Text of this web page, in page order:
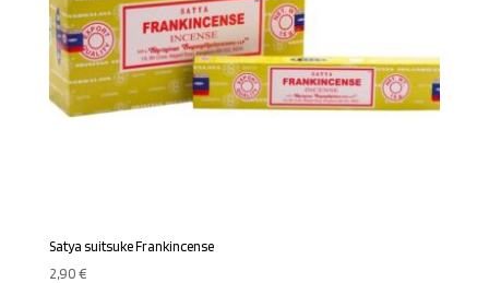
Satya suitsuke Frankincense
2,90€